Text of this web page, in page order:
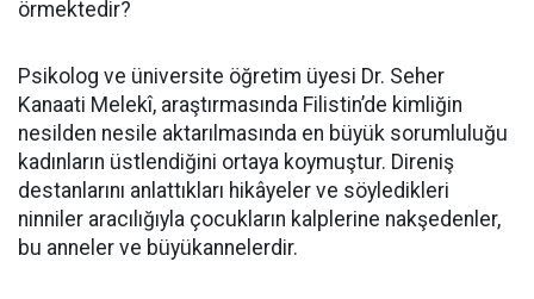
örmektedir?
Psikolog ve üniversite öğretim üyesi Dr. Seher
Kanaati Melekî, araştırmasında Filistin’de kimliğin
nesilden nesile aktarılmasında en büyük sorumluluğu
kadınların üstlendiğini ortaya koymuştur. Direniş
destanlarını anlattıkları hikâyeler ve söyledikleri
ninniler aracılığıyla çocukların kalplerine nakşedenler,
bu anneler ve büyükannelerdir.